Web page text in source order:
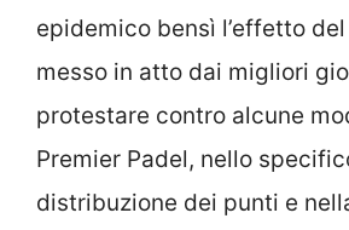
epidemico bensì l’effetto del
messo in atto dai migliori
protestare contro alcune
Premier Padel, nello
distribuzione dei punti e